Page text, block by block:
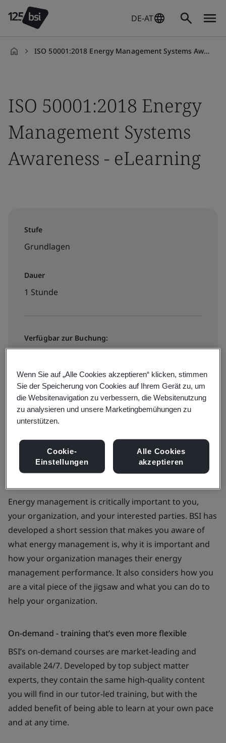
DE-AT
ISO 50001:2018 Energy Management Systems Awareness On-demand
ISO 50001:2018 Energy
Management Systems
Awareness - eLearning
Stufe
Grundlagen
Dauer
1 Stunde
Verfügbar zur Buchung:
€40 + MwSt.
Check prices and book
Energy management is critically important to you,
your organization, and your interested parties. BSI has
developed a short session that makes you aware of
what energy management is, why it is important and
how your organization manages their energy
management performance. It also considers how you
are a vital piece of the jigsaw and what you can do to
help your organization.
On-demand - training that’s even more flexible
BSI’s on-demand courses are market-leading and
available 24/7. Developed by top subject matter
experts, they contain the same high-quality content
you will find in our tutor-led training, but with the
added benefit of being able to learn at your own pace
and at any time.
Wenn Sie auf „Alle Cookies akzeptieren“ klicken, stimmen
Sie der Speicherung von Cookies auf Ihrem Gerät zu, um
die Websitenavigation zu verbessern, die Websitenutzung
zu analysieren und unsere Marketingbemühungen zu
unterstützen.
Cookie-
Einstellungen
Alle Cookies
akzeptieren